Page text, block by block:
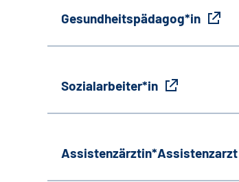
Gesundheitspädagog*in
Sozialarbeiter*in
Assistenzärztin*Assistenzarzt